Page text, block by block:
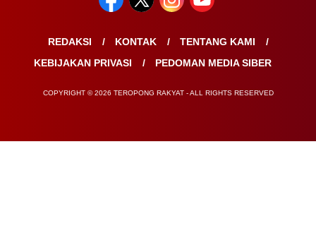
REDAKSI KONTAK
TENTANG KAMI
KEBIJAKAN PRIVASI
PEDOMAN MEDIA SIBER
COPYRIGHT © 2026 TEROPONG RAKYAT - ALL RIGHTS RESERVED